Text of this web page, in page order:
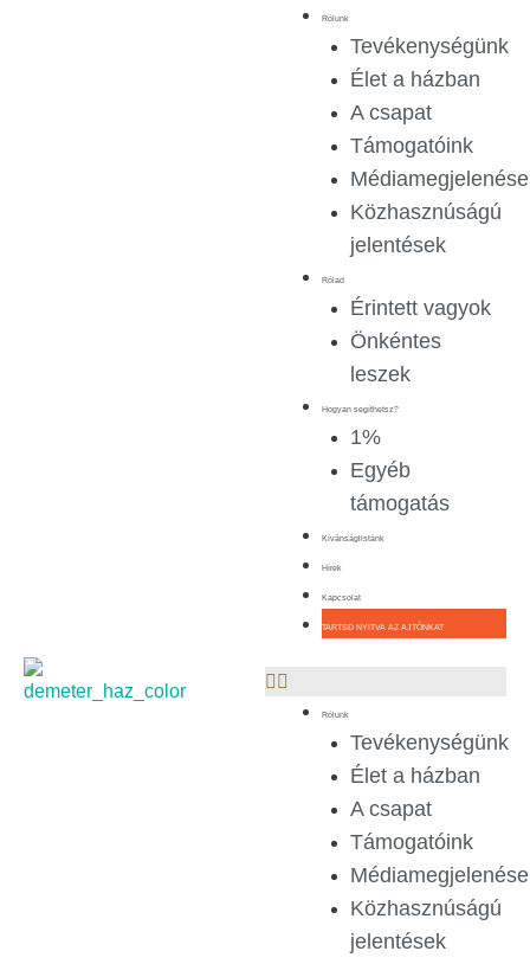
Rólunk
Tevékenységünk
Élet a házban
A csapat
Támogatóink
Közhasznúságú
jelentések
Rólad
Érintett vagyok
Önkéntes
leszek
Hogyan segíthetsz?
1%
Egyéb
támogatás
Kívánságlistánk
Hírek
Kapcsolat
TARTSD NYITVA AZ AJTÓNKAT
Rólunk
Tevékenységünk
Élet a házban
A csapat
Támogatóink
Közhasznúságú
jelentések